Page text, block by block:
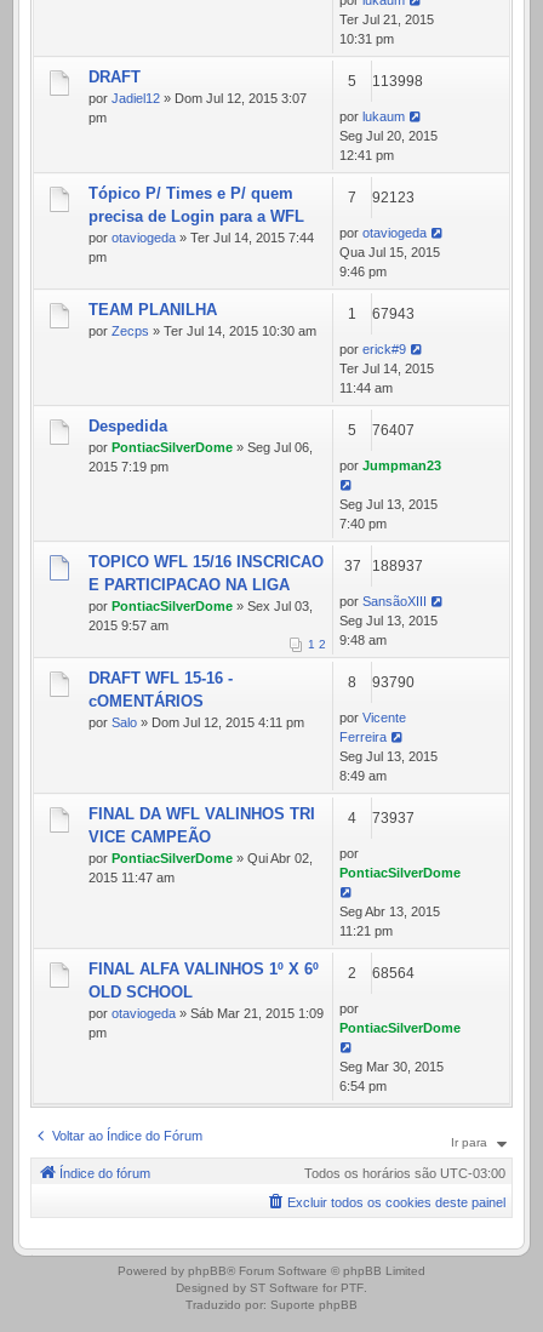
Ter Jul 21, 2015
10:31 pm
DRAFT
por Jadiel12 » Dom Jul 12, 2015 3:07
pm
5 113998
por lukaum
Seg Jul 20, 2015
12:41 pm
Tópico P/ Times e P/ quem
precisa de Login para a WFL
por otaviogeda » Ter Jul 14, 2015 7:44
pm
7 92123
por otaviogeda
Qua Jul 15, 2015
9:46 pm
TEAM PLANILHA
por Zecps » Ter Jul 14, 2015 10:30 am
1 67943
por erick#9
Ter Jul 14, 2015
11:44 am
Despedida
por PontiacSilverDome » Seg Jul 06,
2015 7:19 pm
5 76407
por Jumpman23
Seg Jul 13, 2015
7:40 pm
TOPICO WFL 15/16 INSCRICAO
E PARTICIPACAO NA LIGA
por PontiacSilverDome » Sex Jul 03,
2015 9:57 am
1 2
37 188937
por SansãoXIII
Seg Jul 13, 2015
9:48 am
DRAFT WFL 15-16 -
cOMENTÁRIOS
por Salo » Dom Jul 12, 2015 4:11 pm
8 93790
por Vicente
Ferreira
Seg Jul 13, 2015
8:49 am
FINAL DA WFL VALINHOS TRI
VICE CAMPEÃO
por PontiacSilverDome » Qui Abr 02,
2015 11:47 am
4 73937
por
PontiacSilverDome
Seg Abr 13, 2015
11:21 pm
FINAL ALFA VALINHOS 1º X 6º
OLD SCHOOL
por otaviogeda » Sáb Mar 21, 2015 1:09
pm
2 68564
por
PontiacSilverDome
Seg Mar 30, 2015
6:54 pm
Voltar ao Índice do Fórum Ir para
Índice do fórum Todos os horários são UTC-03:00
Excluir todos os cookies deste painel
.
Powered by phpBB® Forum Software © phpBB Limited
Designed by ST Software for PTF
Traduzido por: Suporte phpBB